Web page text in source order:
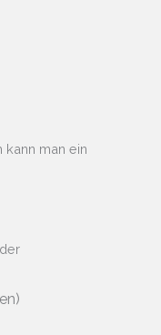
kann man ein